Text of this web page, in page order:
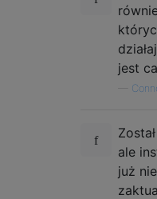
jest
ale
już